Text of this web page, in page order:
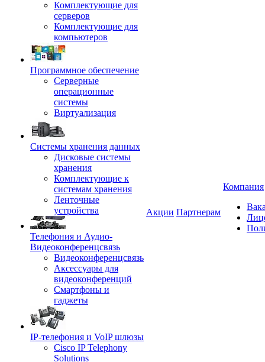
Комплектующие для
серверов
Комплектующие для
компьютеров
Программное обеспечение
Серверные
операционные
системы
Виртуализация
Системы хранения данных
Дисковые системы
хранения
Комплектующие к
системам хранения
Ленточные
устройства
Телефония и Аудио-
Видеоконференцсвязь
Видеоконференцсвязь
Аксессуары для
видеоконференций
Смартфоны и
гаджеты
IP-телефония и VoIP шлюзы
Cisco IP Telephony
Solutions
Акции Партнерам
Компания